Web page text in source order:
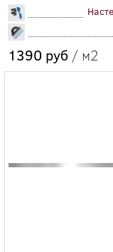
1390 руб / м2